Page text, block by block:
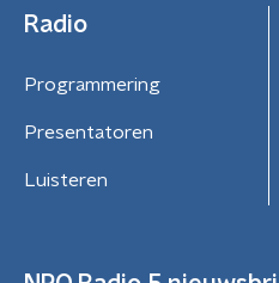
Radio
Programmering
Presentatoren
Luisteren